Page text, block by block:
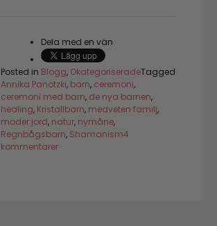
Dela med en vän
Posted in Blogg, OkategoriseradeTagged
Annika Panotzki, barn, ceremoni,
ceremoni med barn, de nya barnen,
healing, Kristallbarn, medveten familj,
moder jord, natur, nymåne,
Regnbågsbarn, Shamanism4
kommentarertill